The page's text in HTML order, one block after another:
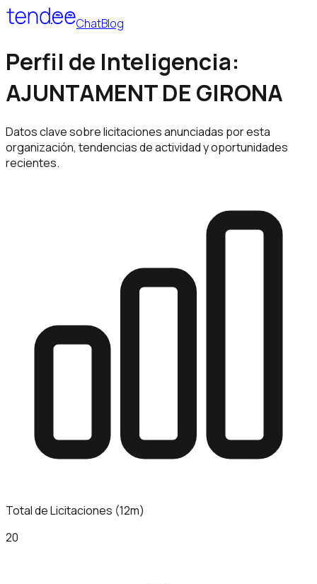
ChatBlog
Perfil de Inteligencia:
AJUNTAMENT DE GIRONA
Datos clave sobre licitaciones anunciadas por esta
organización, tendencias de actividad y oportunidades
recientes.
Total de Licitaciones (12m)
20